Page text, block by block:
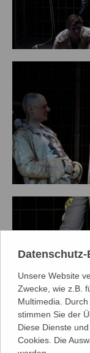
Unsere Website
Zwecke, wie z.B.
Multimedia.
stimmen Sie der
Diese Dienste
Cookies. Die